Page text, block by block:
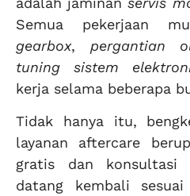
Semua pekerjaan
gearbox, pergantian
tuning sistem
kerja selama beberapa
Tidak hanya itu,
layanan aftercare
gratis dan konsultasi
datang kembali